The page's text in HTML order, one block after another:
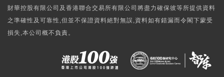
財華控股有限公司及香港聯合交易所有限公司將盡力確保彼等所提供資料
之準確性及可靠性,但並不保證資料絕對無誤,資料如有錯漏而令閣下蒙受
損失,本公司概不負責。